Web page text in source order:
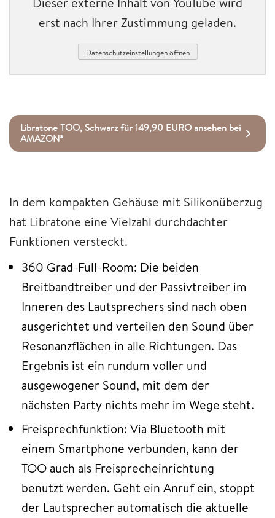
erst nach Ihrer Zustimmung geladen.
Datenschutzeinstellungen öffnen
Libratone TOO, Schwarz für 149,90 EURO ansehen bei
AMAZON*
In dem kompakten Gehäuse mit Silikonüberzug
hat Libratone eine Vielzahl durchdachter
Funktionen versteckt.
360 Grad-Full-Room: Die beiden
Breitbandtreiber und der Passivtreiber im
Inneren des Lautsprechers sind nach oben
ausgerichtet und verteilen den Sound über
Resonanzflächen in alle Richtungen. Das
Ergebnis ist ein rundum voller und
ausgewogener Sound, mit dem der
nächsten Party nichts mehr im Wege steht.
Freisprechfunktion: Via Bluetooth mit
einem Smartphone verbunden, kann der
TOO auch als Freisprecheinrichtung
benutzt werden. Geht ein Anruf ein, stoppt
der Lautsprecher automatisch die aktuelle